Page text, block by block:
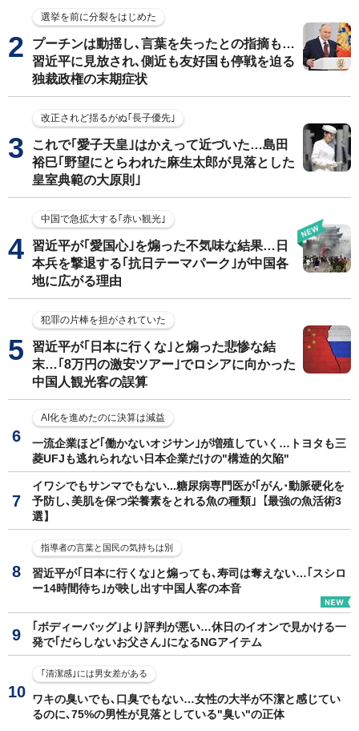
選挙を前に分裂をはじめた
プーチンは動揺し､言葉を失ったとの指摘も…
習近平に見放され､側近も友好国も停戦を迫る
独裁政権の末期症状
改正されど揺るがぬ｢長子優先｣
これで｢愛子天皇｣はかえって近づいた…島田
裕巳｢野望にとらわれた麻生太郎が見落とした
皇室典範の大原則｣
中国で急拡大する｢赤い観光｣
習近平が｢愛国心｣を煽った不気味な結果…日
本兵を撃退する｢抗日テーマパーク｣が中国各
地に広がる理由
犯罪の片棒を担がされていた
習近平が｢日本に行くな｣と煽った悲惨な結
末…｢8万円の激安ツアー｣でロシアに向かった
中国人観光客の誤算
AI化を進めたのに決算は減益
一流企業ほど｢働かないオジサン｣が増殖していく…トヨタも三
菱UFJも逃れられない日本企業だけの"構造的欠陥"
イワシでもサンマでもない...糖尿病専門医が｢がん･動脈硬化を
予防し､美肌を保つ栄養素をとれる魚の種類｣【最強の魚活術3
選】
指導者の言葉と国民の気持ちは別
習近平が｢日本に行くな｣と煽っても､寿司は奪えない…｢スシロ
ー14時間待ち｣が映し出す中国人客の本音
｢ボディーバッグ｣より評判が悪い…休日のイオンで見かける一
発で｢だらしないお父さん｣になるNGアイテム
｢清潔感｣には男女差がある
ワキの臭いでも､口臭でもない…女性の大半が不潔と感じてい
るのに､75%の男性が見落としている"臭い"の正体